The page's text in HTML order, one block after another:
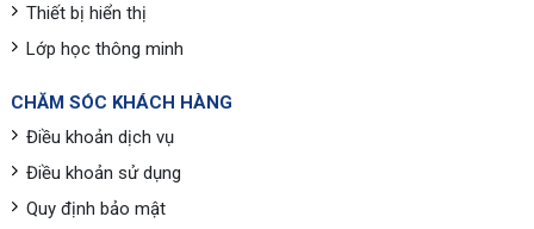
Thiết bị hiển thị
Lớp học thông minh
CHĂM SÓC KHÁCH HÀNG
Điều khoản dịch vụ
Điều khoản sử dụng
Quy định bảo mật